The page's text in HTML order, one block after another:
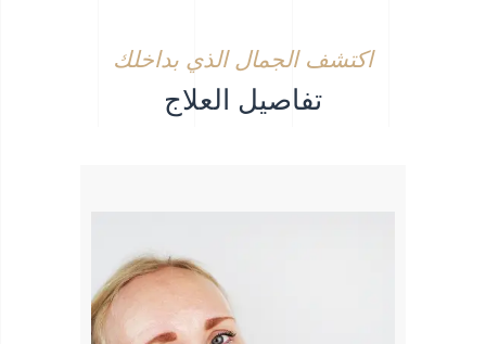
اكتشف الجمال الذي بداخلك
تفاصيل العلاج